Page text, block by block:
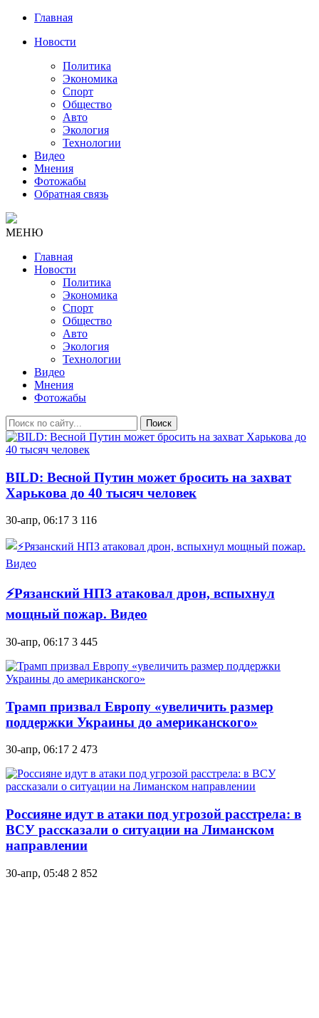
Главная
Новости
Политика
Экономика
Спорт
Общество
Авто
Экология
Технологии
Видео
Мнения
Фотожабы
Обратная связь
МЕНЮ
Главная
Новости
Политика
Экономика
Спорт
Общество
Авто
Экология
Технологии
Видео
Мнения
Фотожабы
Поиск
BILD: Весной Путин может бросить на захват
Харькова до 40 тысяч человек
30-апр, 06:17 3 116
⚡Рязанский НПЗ атаковал дрон, вспыхнул
мощный пожар. Видео
30-апр, 06:17 3 445
Трамп призвал Европу «увеличить размер
поддержки Украины до американского»
30-апр, 06:17 2 473
Россияне идут в атаки под угрозой расстрела: в
ВСУ рассказали о ситуации на Лиманском
направлении
30-апр, 05:48 2 852